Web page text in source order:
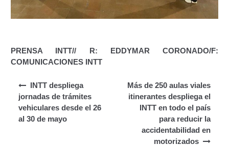
Registro Original de Licencia para Conducir Tercer
Registro Original de Licencia para Conducir Tercer
Grado (3°).
Renovación de Licencia para Conducir (Servicio
Automatizado).
Licencia para Conducir – Servicio Frecuente
PRENSA INTT// R: EDDYMAR CORONADO/F:
COMUNICACIONES INTT
Navegación de entradas
INTT despliega
jornadas de trámites
vehiculares desde el 26
al 30 de mayo
Más de 250 aulas viales
itinerantes despliega el
INTT en todo el país
para reducir la
accidentabilidad en
motorizados